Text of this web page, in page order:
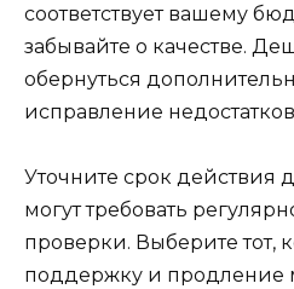
соответствует вашему
забывайте о качестве.
обернуться
исправление
Уточните срок действия
могут требовать
проверки. Выберите тот,
поддержку и продление